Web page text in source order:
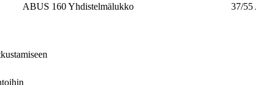
ABUS 160 Yhdistelmälukko 37/